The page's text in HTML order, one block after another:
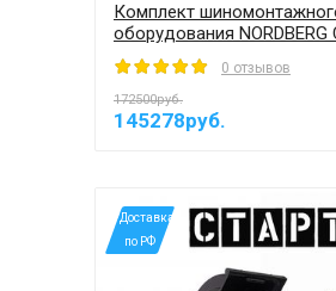
Комплект
оборудования
0 отзывов
172500руб.
145278руб.
*Доставка
по РФ